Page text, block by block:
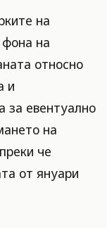
на
фона на
относно
и
за евентуално
на
че
от януари